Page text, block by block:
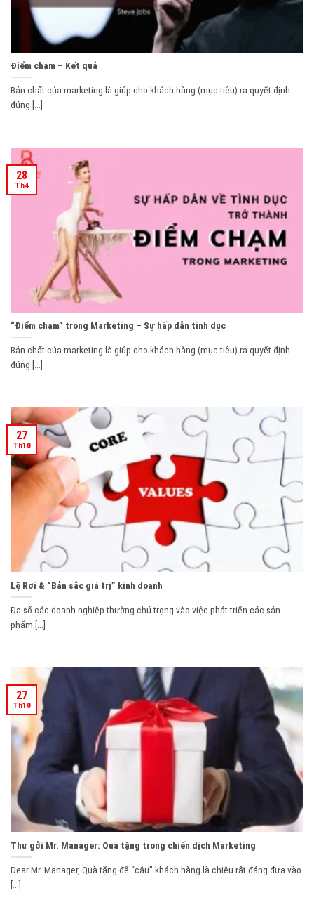
Điểm chạm – Kết quả
Bản chất của marketing là giúp cho khách hàng (mục tiêu) ra quyết định
đúng [...]
“Điểm chạm” trong Marketing – Sự hấp dẫn tình dục
Bản chất của marketing là giúp cho khách hàng (mục tiêu) ra quyết định
đúng [...]
28
Th4
Lệ Rơi & “Bản sắc giá trị” kinh doanh
Đa số các doanh nghiệp thường chú trọng vào việc phát triển các sản
phẩm [...]
27
Th10
Thư gởi Mr. Manager: Quà tặng trong chiến dịch Marketing
Dear Mr. Manager, Quà tặng để “câu” khách hàng là chiêu rất đáng đưa vào
[...]
27
Th10